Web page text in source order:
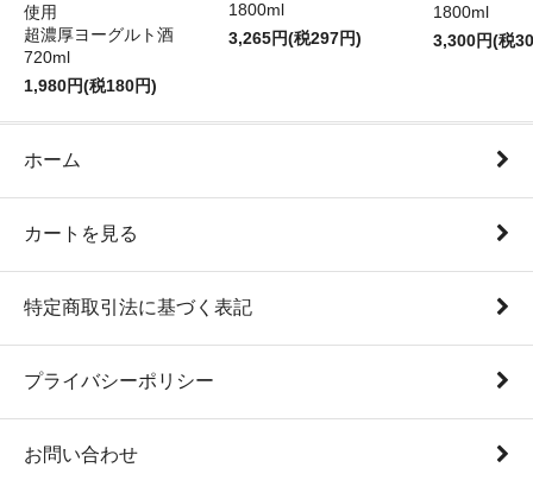
使用
超濃厚ヨーグルト酒
720ml
1,980円(税180円)
1800ml
3,265円(税297円)
1800ml
3,300円(税
ホーム
カートを見る
特定商取引法に基づく表記
プライバシーポリシー
お問い合わせ